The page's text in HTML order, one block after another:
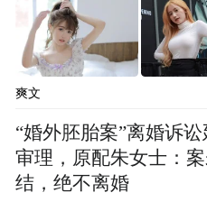
“特别声明：以上作品内容
频)为凤凰网旗下自媒体
布，本平台仅提供信息存储
pictures and audios if
by the user of Dafeng
platform and merely
space services.”
爽文
“婚外胚胎案”离婚诉讼
审理，原配朱女士：案
结，绝不离婚